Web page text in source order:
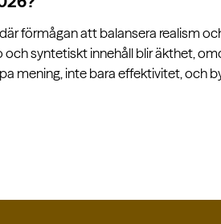
förmågan att balansera realism
syntetiskt innehåll blir äkthet,
mening, inte bara effektivitet, och